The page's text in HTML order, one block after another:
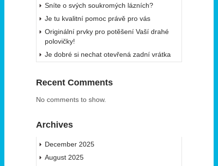
Sníte o svých soukromých lázních?
Je tu kvalitní pomoc právě pro vás
Originální prvky pro potěšení Vaší drahé
polovičky!
Je dobré si nechat otevřená zadní vrátka
Recent Comments
No comments to show.
Archives
December 2025
August 2025